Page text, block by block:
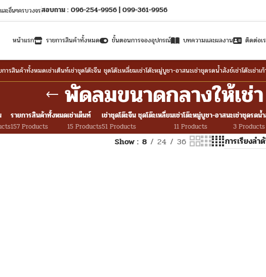
ะอื่นๆครบวงจรสอบถาม : 096-254-9956 | 099-361-9956
หน้าแรก รายการสินค้าทั้งหมด ขั้นตอนการจองอุปกรณ์ บทความและผลงาน ติดต่อเ
การสินค้าทั้งหมดเช่าเต็นท์เช่าชุดโต๊ะจีน ชุดโต๊ะเหลี่ยมเช่าโต๊ะหมู่บูชา-อาสนะเช่าชุดรดน้ำสังข์เช่าโต๊ะเช่าเ
พัดลมขนาดกลางให้เช่า
รายการสินค้าทั้งหมด
157 Products
เช่าเต็นท์
15 Products
เช่าชุดโต๊ะจีน ชุดโต๊ะเหลี่ยม
51 Products
เช่าโต๊ะหมู่บูชา-อาสนะ
11 Products
เช่าชุดรดน้
3 Products
Show 8 24 36